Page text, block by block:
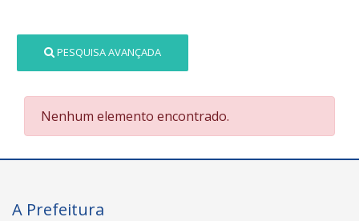
PESQUISA AVANÇADA
Nenhum elemento encontrado.
A Prefeitura